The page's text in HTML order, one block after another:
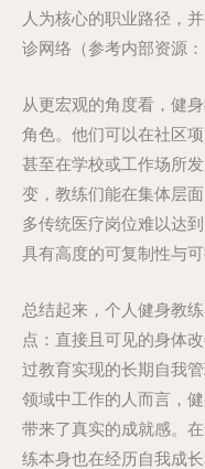
人为核心的职业路径，
诊网络（参考内部资源
从更宏观的角度看，健
角色。他们可以在社区
甚至在学校或工作场所
变，教练们能在集体层
多传统医疗岗位难以达
具有高度的可复制性与可
总结起来，个人健身教
点：直接且可见的身体
过教育实现的长期自我
领域中工作的人而言，
带来了真实的成就感。
练本身也在经历自我成